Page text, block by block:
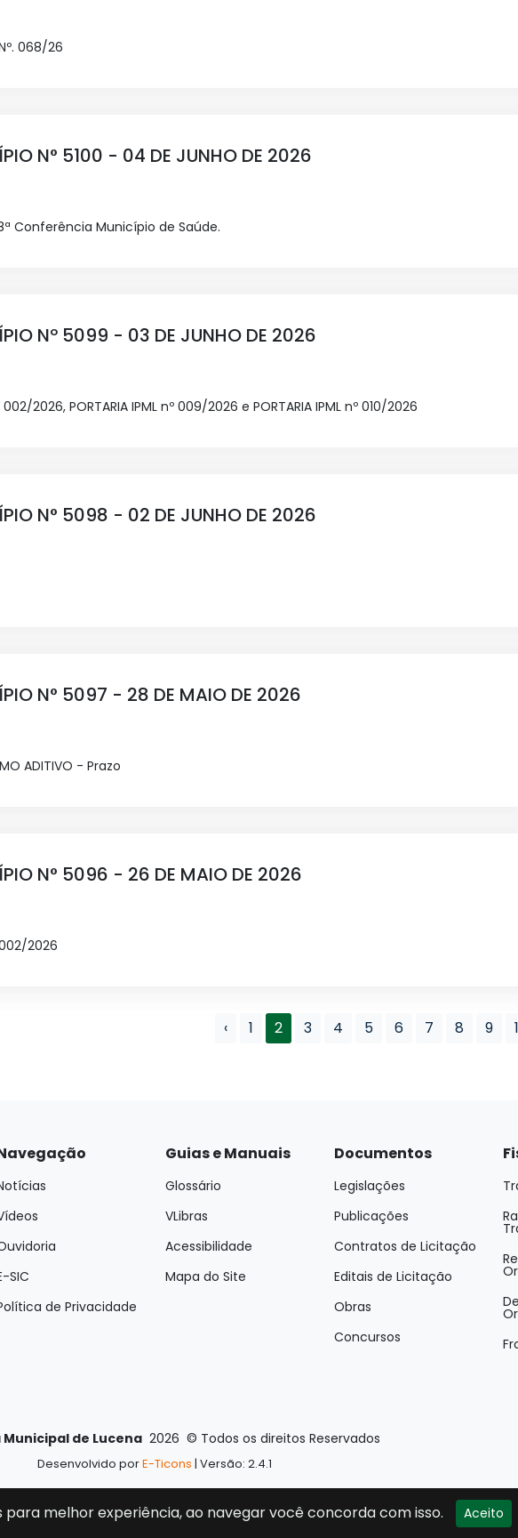
068/26
N° 5100 - 04 DE JUNHO DE 2026
Conferência Município de Saúde.
Nº 5099 - 03 DE JUNHO DE 2026
2026, PORTARIA IPML nº 009/2026 e PORTARIA IPML nº 010/2026
N° 5098 - 02 DE JUNHO DE 2026
N° 5097 - 28 DE MAIO DE 2026
ADITIVO - Prazo
N° 5096 - 26 DE MAIO DE 2026
002/2026
‹ 1 2 3 4 5 6 7 8 9
SIC
de Privacidade
Guias e Manuais
Glossário
VLibras
Acessibilidade
Mapa do Site
Documentos
Legislações
Publicações
Contratos de Licitação
Editais de Licitação
Obras
Concursos
de Lucena 2026 © Todos os direitos Reservados
Desenvolvido porE-Ticons | Versão: 2.4.1
para melhor experiência, ao navegar você concorda com isso. Aceito